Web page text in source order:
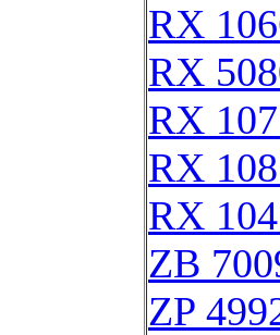
RX
RX
RX
RX
RX
ZB
ZP